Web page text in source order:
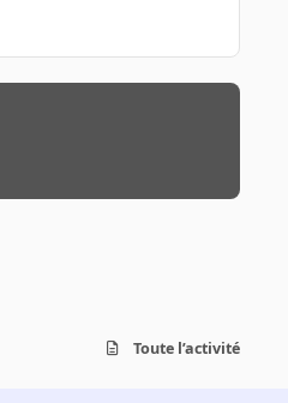
Toute l’activité